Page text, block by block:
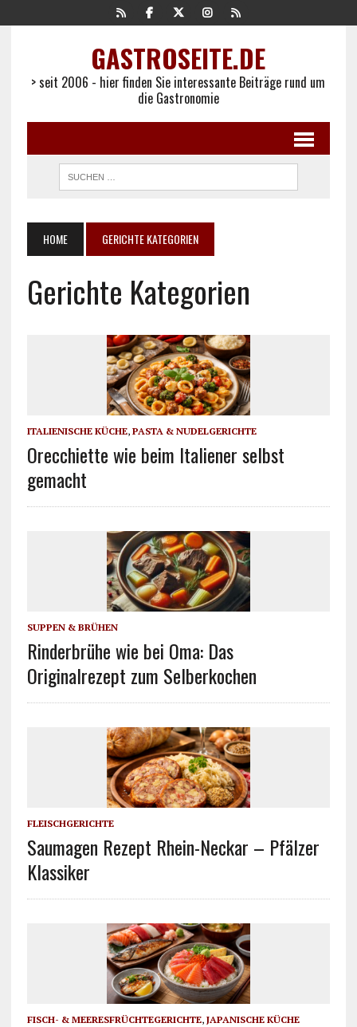
GASTROSEITE.DE
> seit 2006 - hier finden Sie interessante Beiträge rund um
die Gastronomie
HOME GERICHTE KATEGORIEN
Gerichte Kategorien
ITALIENISCHE KÜCHE, PASTA & NUDELGERICHTE
Orecchiette wie beim Italiener selbst
gemacht
SUPPEN & BRÜHEN
Rinderbrühe wie bei Oma: Das
Originalrezept zum Selberkochen
FLEISCHGERICHTE
Saumagen Rezept Rhein-Neckar – Pfälzer
Klassiker
FISCH- & MEERESFRÜCHTEGERICHTE, JAPANISCHE KÜCHE